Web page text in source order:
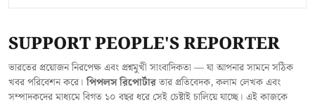
SUPPORT PEOPLE'S REPORTER
ভারতের প্রয়োজন নিরপেক্ষ এবং প্রশ্নমুখী সাংবাদিকতা — যা আপনার সামনে সঠিক
খবর পরিবেশন করে।পিপলস রিপোর্টারতার প্রতিবেদক, কলাম লেখক এবং
সম্পাদকদের মাধ্যমে বিগত ১০ বছর ধরে সেই চেষ্টাই চালিয়ে যাচ্ছে। এই কাজকে